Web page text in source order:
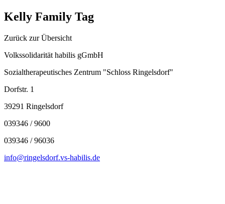
Kelly Family Tag
Zurück zur Übersicht
Volkssolidarität habilis gGmbH
Sozialtherapeutisches Zentrum "Schloss Ringelsdorf"
Dorfstr. 1
39291 Ringelsdorf
039346 / 9600
039346 / 96036
info@ringelsdorf.vs-habilis.de